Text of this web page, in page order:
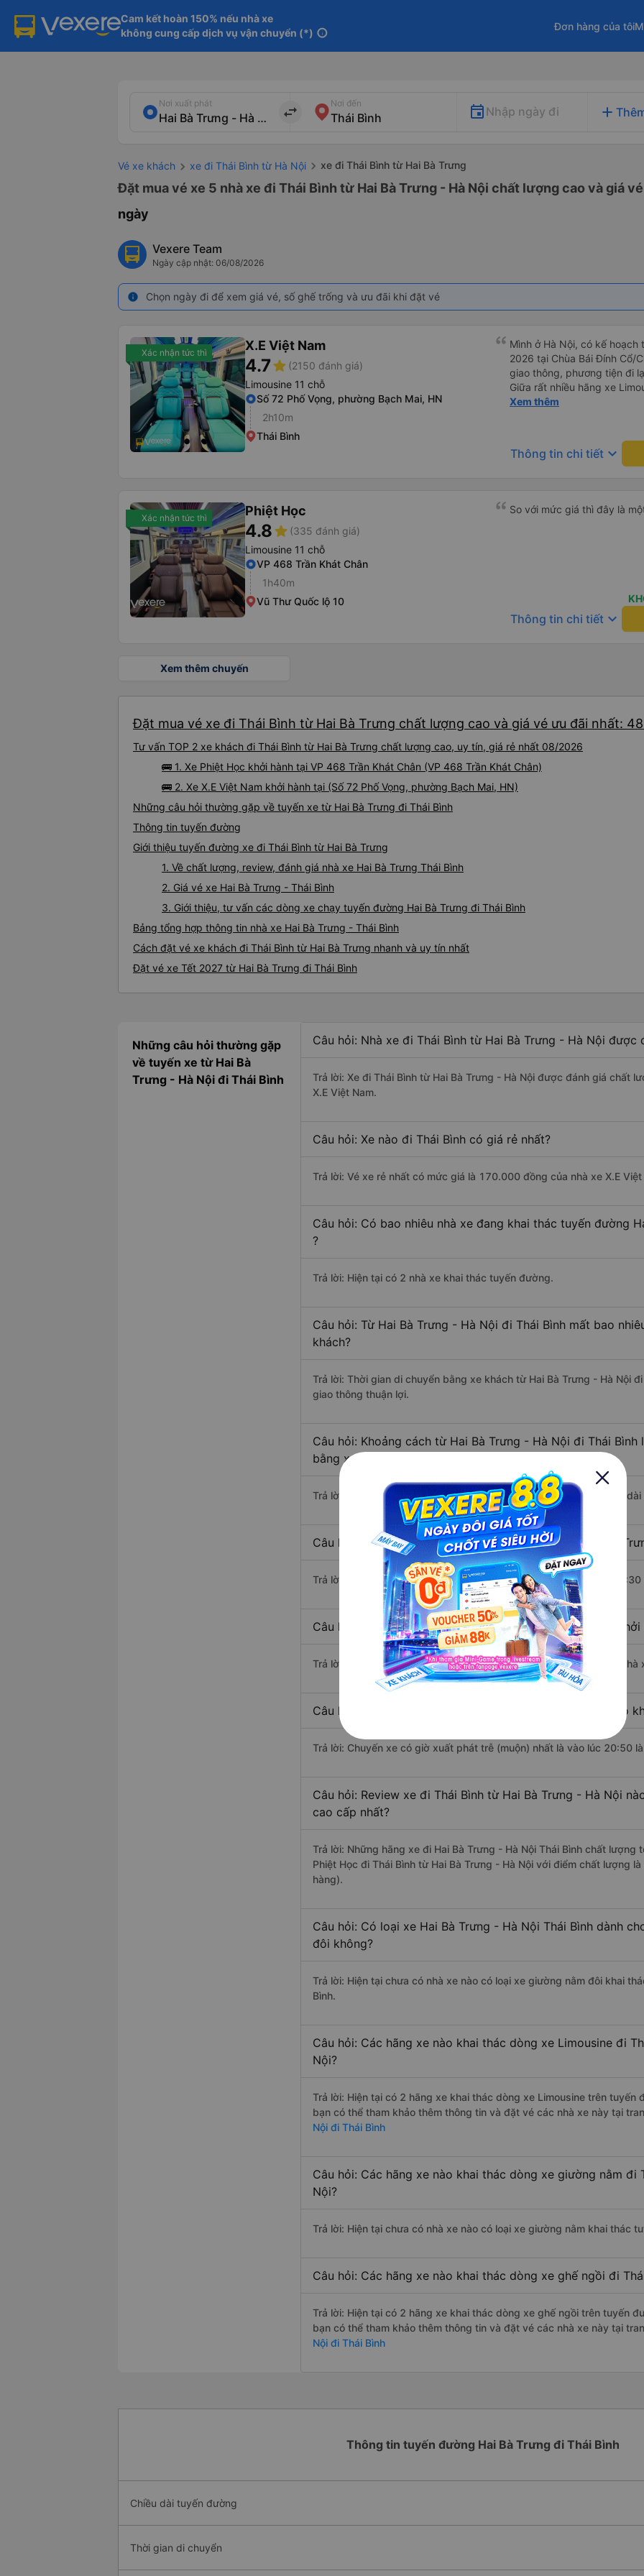
Cam kết hoàn 150% nếu nhà xe
không cung cấp dịch vụ vận chuyển (*) info
Đơn hàng của tôi
Nơi xuất phát
import_export
Nơi đến
Nhập ngày đi add
Vé xe khách xe đi Thái Bình từ Hà Nội xe đi Thái Bình từ Hai Bà Trưng
Đặt mua vé xe 5 nhà xe đi Thái Bình từ Hai Bà Trưng - Hà Nội chất lượng cao và giá
ngày
Vexere Team
Ngày cập nhật: 06/08/2026
info Chọn ngày đi để xem giá vé, số ghế trống và ưu đãi khi đặt vé
Xác nhận tức thì X.E Việt Nam
4.7star (2150 đánh giá)
Limousine 11 chỗ
Số 72 Phố Vọng, phường Bạch Mai, HN
2h10m
Thái Bình
Mình ở Hà Nội, có kế
2026 tại Chùa Bái Đính Cổ/
giao thông, phương tiện đi
Giữa rất nhiều hãng xe
và chốt được lịch phù hợp
văn phòng 251 Lương Văn
Bái Đính, phường Tây Hoa
thêm chỉ có 45.000đ. Mình
chỉ cảm nhận nhất về vụ xe
Xem thêm
Thông tin chi tiết keyboard_arrow_down
Xác nhận tức thì Phiệt Học
4.8star (335 đánh giá)
Limousine 11 chỗ
VP 468 Trần Khát Chân
1h40m
Vũ Thư Quốc lộ 10
So với mức giá thì đây là
Thông tin chi tiết keyboard_arrow_down
Xem thêm chuyến
Đặt mua vé xe đi Thái Bình từ Hai Bà Trưng chất lượng cao và giá vé ưu đãi nhất:
Tư vấn TOP 2 xe khách đi Thái Bình từ Hai Bà Trưng chất lượng cao, uy tín, giá rẻ nhất 08/2026
🚌 1. Xe Phiệt Học khởi hành tại VP 468 Trần Khát Chân (VP 468 Trần Khát Chân)
🚌 2. Xe X.E Việt Nam khởi hành tại (Số 72 Phố Vọng, phường Bạch Mai, HN)
Những câu hỏi thường gặp về tuyến xe từ Hai Bà Trưng đi Thái Bình
Thông tin tuyến đường
Giới thiệu tuyến đường xe đi Thái Bình từ Hai Bà Trưng
1. Về chất lượng, review, đánh giá nhà xe Hai Bà Trưng Thái Bình
2. Giá vé xe Hai Bà Trưng - Thái Bình
3. Giới thiệu, tư vấn các dòng xe chạy tuyến đường Hai Bà Trưng đi Thái Bình
Bảng tổng hợp thông tin nhà xe Hai Bà Trưng - Thái Bình
Cách đặt vé xe khách đi Thái Bình từ Hai Bà Trưng nhanh và uy tín nhất
Đặt vé xe Tết 2027 từ Hai Bà Trưng đi Thái Bình
Những câu hỏi thường gặp
về tuyến xe từ Hai Bà
Trưng - Hà Nội đi Thái Bình
Câu hỏi: Nhà xe đi Thái Bình từ Hai Bà Trưng - Hà Nội được
Trả lời: Xe đi Thái Bình từ Hai Bà Trưng - Hà Nội được đánh giá chất
X.E Việt Nam.
Câu hỏi: Xe nào đi Thái Bình có giá rẻ nhất?
Trả lời: Vé xe rẻ nhất có mức giá là 170.000 đồng của nhà xe X.E Việt
Câu hỏi: Có bao nhiêu nhà xe đang khai thác tuyến đường
?
Trả lời: Hiện tại có 2 nhà xe khai thác tuyến đường.
Câu hỏi: Từ Hai Bà Trưng - Hà Nội đi Thái Bình mất bao
khách?
Trả lời: Thời gian di chuyển bằng xe khách từ Hai Bà Trưng - Hà Nội
giao thông thuận lợi.
Câu hỏi: Khoảng cách từ Hai Bà Trưng - Hà Nội đi Thái Bình
bằng xe khách?
Trả lời: Đoạn đường đi Thái Bình từ Hai Bà Trưng - Hà Nội có chiều
Câu hỏi: Mỗi ngày có bao nhiêu chuyến xe khách Hai Bà
Trả lời: Trung bình mỗi ngày có khoảng 48 chuyến xe bắt đầu từ
Câu hỏi: Nhà xe đi Hai Bà Trưng - Hà Nội Thái Bình nào khởi
Trả lời: Chuyến xe có giờ xuất phát sớm nhất vào lúc 4:30 là của nhà
Câu hỏi: Nhà xe đi Thái Bình từ Hai Bà Trưng - Hà Nội nào
Trả lời: Chuyến xe có giờ xuất phát trễ (muộn) nhất là vào lúc 20:50
Câu hỏi: Review xe đi Thái Bình từ Hai Bà Trưng - Hà Nội
cao cấp nhất?
Trả lời: Những hãng xe đi Hai Bà Trưng - Hà Nội Thái Bình chất
Phiệt Học đi Thái Bình từ Hai Bà Trưng - Hà Nội với điểm chất lượng
hàng).
Câu hỏi: Có loại xe Hai Bà Trưng - Hà Nội Thái Bình dành
đôi không?
Trả lời: Hiện tại chưa có nhà xe nào có loại xe giường nằm đôi khai
Bình.
Câu hỏi: Các hãng xe nào khai thác dòng xe Limousine đi
Nội?
Trả lời: Hiện tại có 2 hãng xe khai thác dòng xe Limousine trên tuyến
bạn có thể tham khảo thêm thông tin và đặt vé các nhà xe này tại
Nội đi Thái Bình
Câu hỏi: Các hãng xe nào khai thác dòng xe giường nằm đi
Nội?
Trả lời: Hiện tại chưa có nhà xe nào có loại xe giường nằm khai thác
Câu hỏi: Các hãng xe nào khai thác dòng xe ghế ngồi đi
Trả lời: Hiện tại có 2 hãng xe khai thác dòng xe ghế ngồi trên tuyến
bạn có thể tham khảo thêm thông tin và đặt vé các nhà xe này tại
Nội đi Thái Bình
Thông tin tuyến đường Hai Bà Trưng đi Thái Bình
Chiều dài tuyến đường
Thời gian di chuyển